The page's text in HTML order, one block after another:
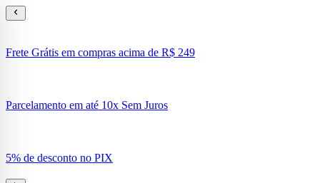
Frete Grátis em compras acima de R$ 249
Parcelamento em até 10x Sem Juros
5% de desconto no PIX